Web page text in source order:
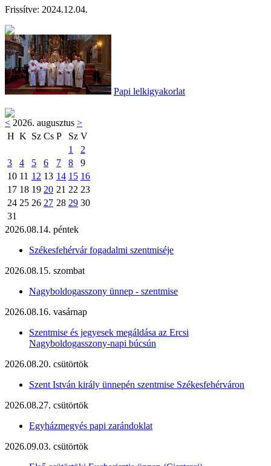
Frissítve: 2024.12.04.
Papi lelkigyakorlat
< 2026. augusztus >
H K Sz Cs P Sz V
1
2
3
4 5 6 7 8
9
10 11 12 13 14 15 16
17 18 19 20 21 22 23
24 25 26 27 28 29 30
31
2026.08.14. péntek
Székesfehérvár fogadalmi szentmiséje
2026.08.15. szombat
Nagyboldogasszony ünnep - szentmise
2026.08.16. vasárnap
Szentmise és jegyesek megáldása az Ercsi
Nagyboldogasszony-napi búcsún
2026.08.20. csütörtök
Szent István király ünnepén szentmise Székesfehérváron
2026.08.27. csütörtök
Egyházmegyés papi zarándoklat
2026.09.03. csütörtök